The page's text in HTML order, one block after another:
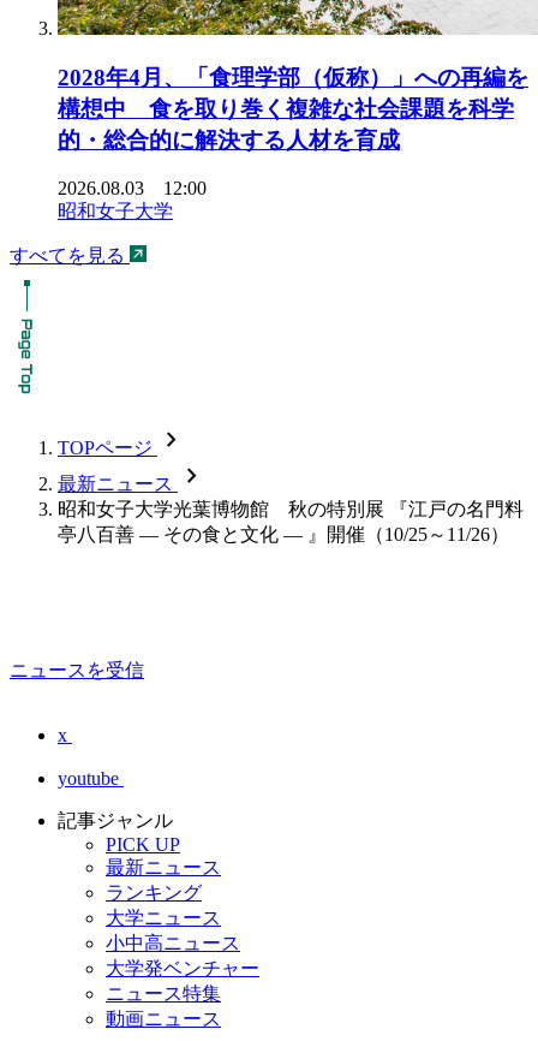
2028年4月、「食理学部（仮称）」への再編を
構想中 食を取り巻く複雑な社会課題を科学
的・総合的に解決する人材を育成
2026.08.03 12:00
昭和女子大学
すべてを見る
TOPページ chevron_forward
最新ニュース chevron_forward
昭和女子大学光葉博物館 秋の特別展 『江戸の名門料
亭八百善 — その食と文化 — 』開催（10/25～11/26）
ニュースを受信
x
youtube
記事ジャンル
PICK UP
最新ニュース
ランキング
大学ニュース
小中高ニュース
大学発ベンチャー
ニュース特集
動画ニュース